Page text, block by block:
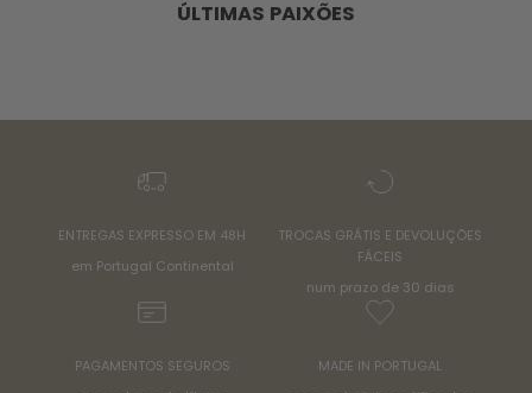
ÚLTIMAS PAIXÕES
ENTREGAS EXPRESSO EM 48H
em Portugal Continental
TROCAS GRÁTIS E DEVOLUÇÕES
FÁCEIS
num prazo de 30 dias
PAGAMENTOS SEGUROS
MADE IN PORTUGAL